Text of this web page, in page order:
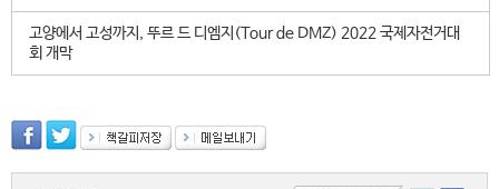
고양에서 고성까지, 뚜르 드 디엠지(Tour de DMZ) 2022 국제자전거대
회 개막